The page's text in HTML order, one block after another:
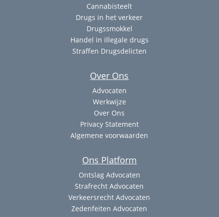
Cannabisteelt
Drugs in het verkeer
Drugssmokkel
Handel in illegale drugs
Straffen Drugsdelicten
Over Ons
Advocaten
Werkwijze
Over Ons
Privacy Statement
Algemene voorwaarden
Ons Platform
Ontslag Advocaten
Strafrecht Advocaten
Verkeersrecht Advocaten
Zedenfeiten Advocaten